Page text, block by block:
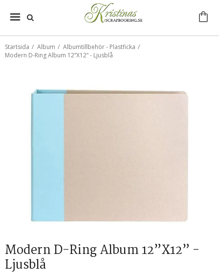
Startsida / Album / Albumtillbehör - Plastficka /
Modern D-Ring Album 12”X12” - Ljusblå
Modern D-Ring Album 12”X12” -
Ljusblå